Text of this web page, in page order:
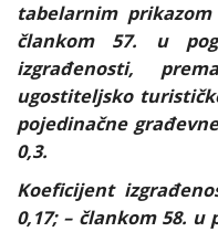
tabelarnim
člankom 57. u
izgrađenosti,
ugostiteljsko
pojedinačne
0,3.
Koeficijent
0,17; – člankom 58.